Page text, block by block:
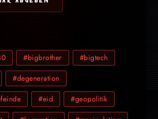
#bigbrother #bigtech
#degeneration
#eid #geopolitik